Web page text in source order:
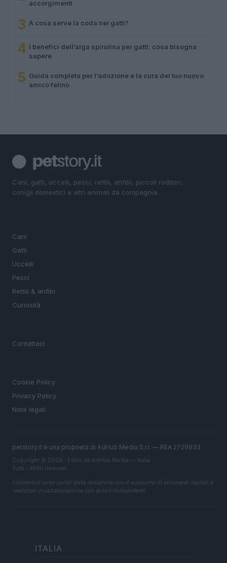
accorgimenti
3 A cosa serve la coda nei gatti?
4 I benefici dell’alga spirulina per gatti: cosa bisogna
sapere
5 Guida completa per l’adozione e la cura del tuo nuovo
amico felino
Cani, gatti, uccelli, pesci, rettili, anfibi, piccoli roditori,
conigli domestici e altri animali da compagnia.
Cani
Gatti
Uccelli
Pesci
Rettili & anfibi
Curiosità
Contattaci
Cookie Policy
Privacy Policy
Note legali
petstory.it è una proprietà di AdHub Media S.r.l. — REA 2729933
Copyright © 2026 · Edito da AdHub Media — Italia
Tutti i diritti riservati
I contenuti sono curati dalla redazione con il supporto di strumenti digitali e
realizzati in collaborazione con autori indipendenti.
ITALIA